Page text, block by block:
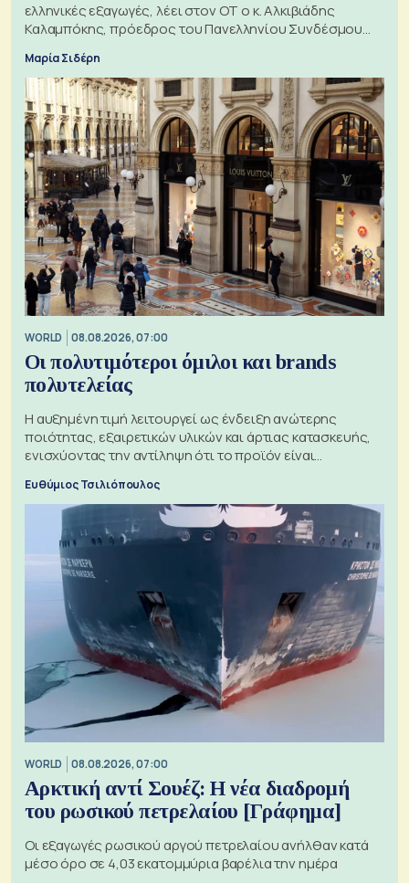
ελληνικές εξαγωγές, λέει στον ΟΤ ο κ. Αλκιβιάδης
Καλαμπόκης, πρόεδρος του Πανελληνίου Συνδέσμου
Μαρία Σιδέρη
WORLD 08.08.2026, 07:00
Οι πολυτιμότεροι όμιλοι και brands
πολυτελείας
Η αυξημένη τιμή λειτουργεί ως ένδειξη ανώτερης
ποιότητας, εξαιρετικών υλικών και άρτιας κατασκευής,
ενισχύοντας την αντίληψη ότι το προϊόν είναι
Ευθύμιος Τσιλιόπουλος
WORLD 08.08.2026, 07:00
Αρκτική αντί Σουέζ: Η νέα διαδρομή
του ρωσικού πετρελαίου [Γράφημα]
Οι εξαγωγές ρωσικού αργού πετρελαίου ανήλθαν κατά
μέσο όρο σε 4,03 εκατομμύρια βαρέλια την ημέρα